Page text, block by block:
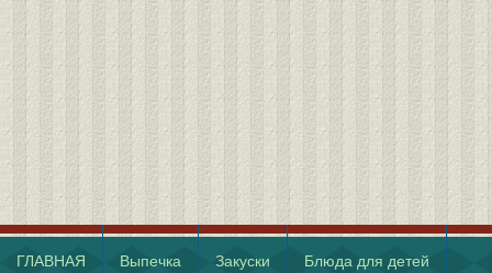
ГЛАВНАЯ Выпечка Закуски Блюда для детей